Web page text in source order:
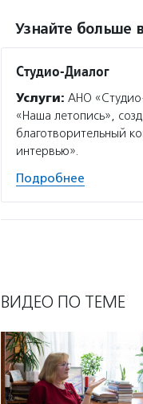
Узнайте больше
Студио-Диалог
Услуги: АНО
«Наша летопись»,
благотворительный
интервью».
Подробнее
ВИДЕО ПО ТЕМЕ